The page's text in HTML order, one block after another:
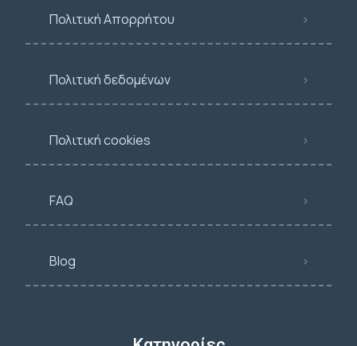
Πολιτική Απορρήτου
Πολιτική δεδομένων
Πολιτική cookies
FAQ
Blog